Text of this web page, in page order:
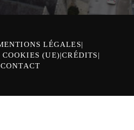
LÉGALES
(UE) CRÉDITS
CONTACT